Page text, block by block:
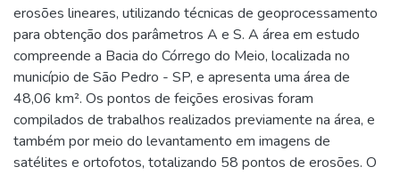
erosões lineares, utilizando técnicas de geoprocessamento
para obtenção dos parâmetros A e S. A área em estudo
compreende a Bacia do Córrego do Meio, localizada no
município de São Pedro - SP, e apresenta uma área de
48,06 km². Os pontos de feições erosivas foram
compilados de trabalhos realizados previamente na área, e
também por meio do levantamento em imagens de
satélites e ortofotos, totalizando 58 pontos de erosões. O